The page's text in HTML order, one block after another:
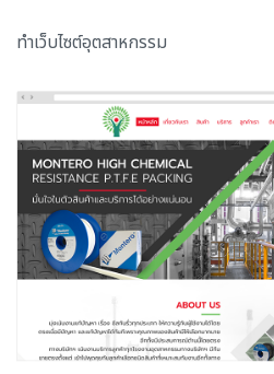
ทำเว็บไซต์อุตสาหกรรม